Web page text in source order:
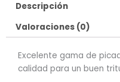
Descripción
Valoraciones (0)
Excelente gama de
calidad para un buen